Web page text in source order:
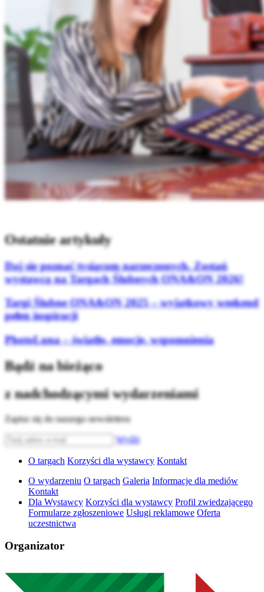
Ostatnie artykuły
Daj się poznać tysiącom narzeczonych. Zostań
wystawcą na Targach Ślubnych ONA&ON 2026!
Targi Ślubne ONA&ON 2025 – wyjątkowy weekend
pełen inspiracji
PhotoLuna – światło, emocje, wspomnienia
Bądź na bieżąco
z nadchodzącymi wydarzeniami
Zapisz się do naszego newslettera
Wyślij
O targach Korzyści dla wystawcy Kontakt
O wydarzeniu O targach Galeria Informacje dla mediów
Kontakt
Dla Wystawcy Korzyści dla wystawcy Profil zwiedzającego
Formularze zgłoszeniowe Usługi reklamowe Oferta
uczestnictwa
Organizator